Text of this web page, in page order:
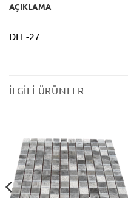
AÇIKLAMA
DLF-27
İLGILI ÜRÜNLER